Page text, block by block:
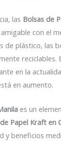
las Bolsas de
con el
de plástico, las
reciclables.
en la
en aumento.
es un
Papel Kraft en
y beneficios